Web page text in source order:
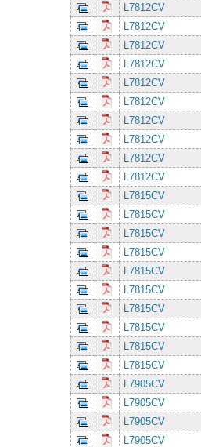
L7812CV
L7812CV
L7812CV
L7812CV
L7812CV
L7812CV
L7812CV
L7812CV
L7812CV
L7812CV
L7815CV
L7815CV
L7815CV
L7815CV
L7815CV
L7815CV
L7815CV
L7815CV
L7815CV
L7815CV
L7905CV
L7905CV
L7905CV
L7905CV